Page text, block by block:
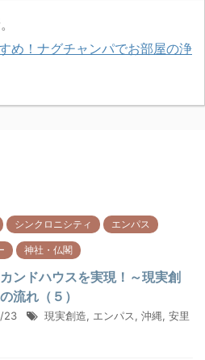
め！ナグチャンパでお部屋の浄
シンクロニシティ エンパス
神社・仏閣
ンドハウスを実現！～現実創
流れ（５）
23 現実創造, エンパス, 沖縄, 安里